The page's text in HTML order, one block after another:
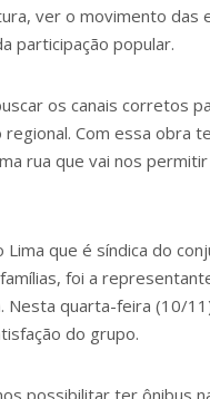
ver o movimento das
participação popular.
os canais corretos
regional. Com essa obra
rua que vai nos
Lima que é síndica do
foi a
Nesta quarta-feira (10/
do grupo.
possibilitar ter ônibus